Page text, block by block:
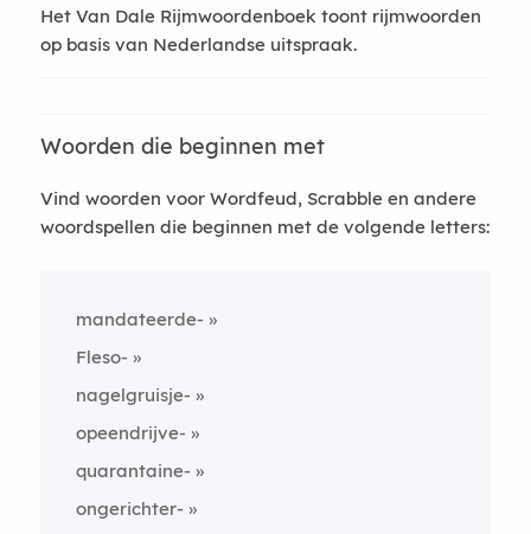
Het Van Dale Rijmwoordenboek toont rijmwoorden
op basis van Nederlandse uitspraak.
Woorden die beginnen met
Vind woorden voor Wordfeud, Scrabble en andere
woordspellen die beginnen met de volgende letters:
mandateerde-
Fleso-
nagelgruisje-
opeendrijve-
quarantaine-
ongerichter-